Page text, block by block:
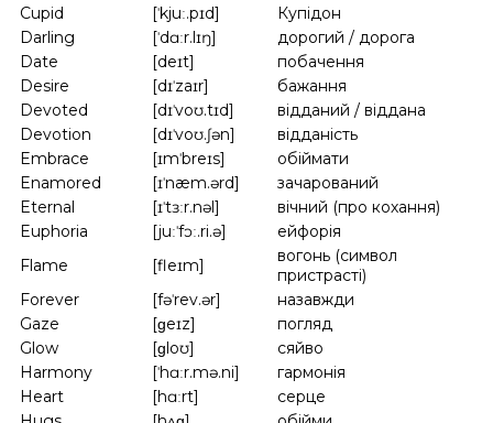
Cupid
[ˈkjuː.pɪd]
Купідон
Darling
[ˈdɑːr.lɪŋ]
дорогий / дорога
Date
[deɪt]
побачення
Desire
[dɪˈzaɪr]
бажання
Devoted
[dɪˈvoʊ.tɪd]
відданий / віддана
Devotion
[dɪˈvoʊ.ʃən]
відданість
Embrace
[ɪmˈbreɪs]
обіймати
Enamored
[ɪˈnæm.ərd]
зачарований
Eternal
[ɪˈtɜːr.nəl]
вічний (про кохання)
Euphoria
[juːˈfɔː.ri.ə]
ейфорія
Flame
[fleɪm]
вогонь (символ
пристрасті)
Forever
[fəˈrev.ər]
назавжди
Gaze
[ɡeɪz]
погляд
Glow
[ɡloʊ]
сяйво
Harmony
[ˈhɑːr.mə.ni]
гармонія
Heart
[hɑːrt]
серце